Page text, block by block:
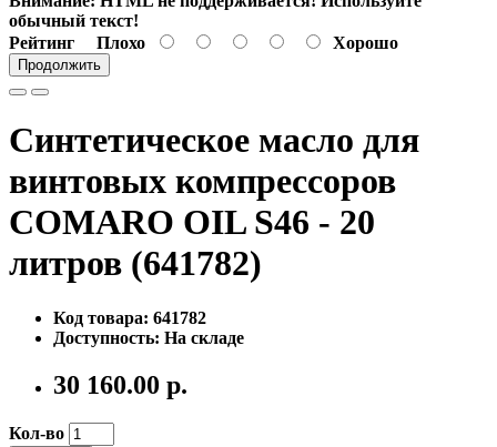
обычный текст!
Рейтинг Плохо Хорошо
Продолжить
Синтетическое масло для
винтовых компрессоров
COMARO OIL S46 - 20
литров (641782)
Код товара: 641782
Доступность: На складе
30 160.00 р.
Кол-во